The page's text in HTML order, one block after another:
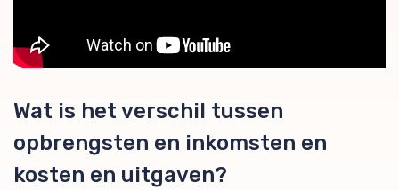
Wat is het verschil tussen
opbrengsten en inkomsten en
kosten en uitgaven?